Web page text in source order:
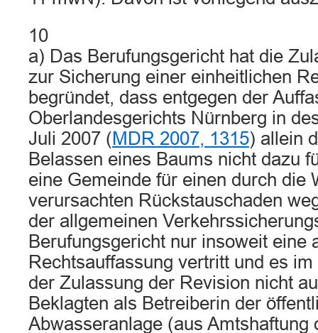
10
a) Das Berufungsgericht hat die
zur Sicherung einer einheitlichen
begründet, dass entgegen der
Oberlandesgerichts Nürnberg in
Juli 2007 (MDR 2007, 1315) allein
Belassen eines Baums nicht dazu
eine Gemeinde für einen durch die
verursachten Rückstauschaden
der allgemeinen
Berufungsgericht nur insoweit eine
Rechtsauffassung vertritt und es
der Zulassung der Revision nicht
Beklagten als Betreiberin der
Abwasseranlage (aus Amtshaftung